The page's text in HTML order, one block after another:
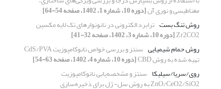
مغناطیسی و نوری آن[دوره 10، شماره 1، 1402، صفحه 54-64]
روش تنگ بست ترابرد الکترونی در نانونوارهای تک لایه مکسین
Zr2CO2[دوره 10، شماره 3، 1402، صفحه 32-41]
روش حمام شیمیایی
سنتز و بررسی خواص نانوکامپوزیت CdS/PVA
تهیه شده به روش CBD
[دوره 10، شماره 4، 1402، صفحه 63-54]
روی/سریا/سیلیکا سنتز و مشخصه‌یابی نانوکامپوزیت
ZnO/CeO2/SiO2 به روش‌ سل- ژل برای ذخیره‌سازی